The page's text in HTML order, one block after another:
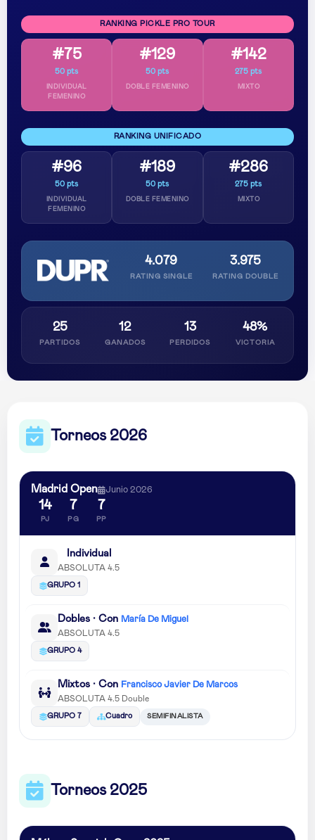
RANKING PICKLE PRO TOUR
#75
50 pts
INDIVIDUAL
FEMENINO
#129
50 pts
DOBLE FEMENINO
#142
275 pts
MIXTO
RANKING UNIFICADO
#96
50 pts
INDIVIDUAL
FEMENINO
#189
50 pts
DOBLE FEMENINO
#286
275 pts
MIXTO
4.079
RATING SINGLE
3.975
RATING DOUBLE
25
PARTIDOS
12
GANADOS
13
PERDIDOS
48%
VICTORIA
Torneos 2026
Madrid Open Junio 2026
14
PJ
7
PG
7
PP
Individual
ABSOLUTA 4.5
GRUPO 1
Dobles · Con María De Miguel
ABSOLUTA 4.5
GRUPO 4
Mixtos · Con Francisco Javier De Marcos
ABSOLUTA 4.5 Double
GRUPO 7 Cuadro SEMIFINALISTA
Torneos 2025